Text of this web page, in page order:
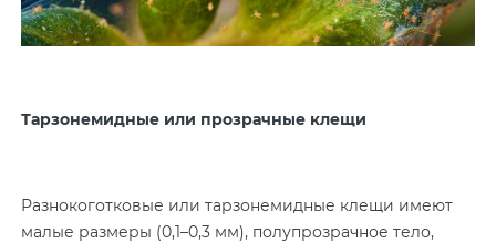
Тарзонемидные или прозрачные клещи
Разнокоготковые или тарзонемидные клещи имеют
малые размеры (0,1–0,3 мм), полупрозрачное тело,